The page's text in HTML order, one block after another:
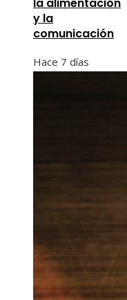
y la
comunicación
Hace 7 días